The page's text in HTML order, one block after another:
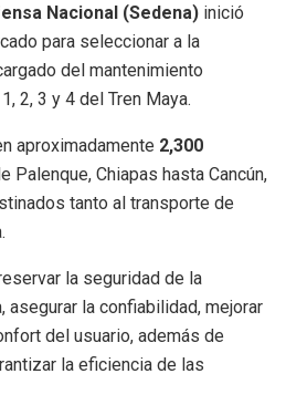
Nacional (Sedena) inició
para seleccionar a la
del mantenimiento
2, 3 y 4 del Tren Maya.
aproximadamente 2,300
Palenque, Chiapas hasta Cancún,
tanto al transporte de
la seguridad de la
asegurar la confiabilidad, mejorar
del usuario, además de
la eficiencia de las